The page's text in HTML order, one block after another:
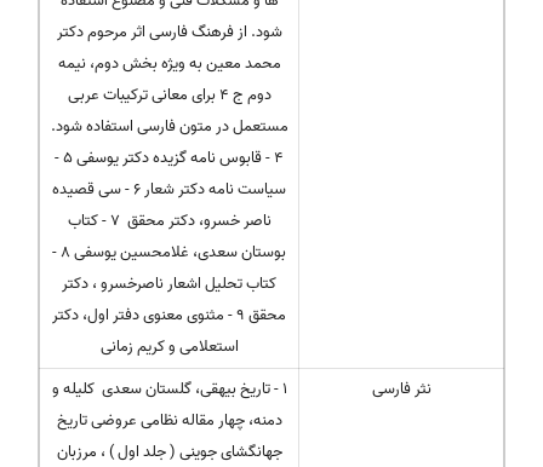
شود. از فرهنگ فارسی اثر مرحوم دکتر
محمد معین به ویژه بخش دوم، نیمه
دوم ج 4 برای معانی ترکیبات عربی
مستعمل در متون فارسی استفاده شود.
4 - قابوس نامه گزیده دکتر یوسفی 5 -
سیاست نامه دکتر شعار 6 - سی قصیده
ناصر خسرو، دکتر محقق 7 - کتاب
بوستان سعدی، غلامحسین یوسفی 8 -
کتاب تحلیل اشعار ناصرخسرو ، دکتر
محقق 9 - مثنوی معنوی دفتر اول، دکتر
استعلامی و کریم زمانی
نثر فارسی
1 - تاریخ بیهقی، گلستان سعدی کلیله و
دمنه، چهار مقاله نظامی عروضی تاریخ
جهانگشای جوینی ( جلد اول ) ، مرزبان